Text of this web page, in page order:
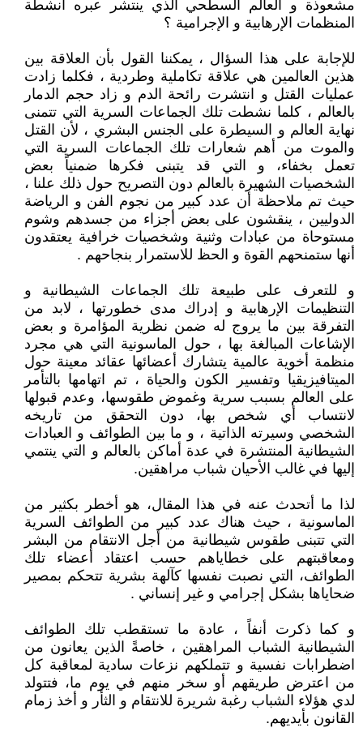
مشعوذة و العالم السطحي الذي ينتشر عبره أنشطة
المنظمات الإرهابية و الإجرامية ؟
للإجابة على هذا السؤال ، يمكننا القول بأن العلاقة بين
هذين العالمين هي علاقة تكاملية وطردية ، فكلما زادت
عمليات القتل و انتشرت رائحة الدم و زاد حجم الدمار
بالعالم ، كلما نشطت تلك الجماعات السرية التي تتمنى
نهاية العالم و السيطرة على الجنس البشري ، لأن القتل
والموت من أهم شعارات تلك الجماعات السرية التي
تعمل بخفاء، و التي قد يتبنى فكرها ضمنياً بعض
الشخصيات الشهيرة بالعالم دون التصريح حول ذلك علنا ،
حيث تم ملاحظة أن عدد كبير من نجوم الفن و الرياضة
الدوليين ، ينقشون على بعض أجزاء من جسدهم وشوم
مستوحاة من عبادات وثنية وشخصيات خرافية يعتقدون
أنها ستمنحهم القوة و الحظ للاستمرار بنجاحهم .
و للتعرف على طبيعة تلك الجماعات الشيطانية و
التنظيمات الإرهابية و إدراك مدى خطورتها ، لابد من
التفرقة بين ما يروج له ضمن نظرية المؤامرة و بعض
الإشاعات المبالغة بها ، حول الماسونية التي هي مجرد
منظمة أخوية عالمية يتشارك أعضائها عقائد معينة حول
الميتافيزيقيا وتفسير الكون والحياة ، تم اتهامها بالتأمر
على العالم بسبب سرية وغموض طقوسها، وعدم قبولها
لانتساب أي شخص بها، دون التحقق من تاريخه
الشخصي وسيرته الذاتية ، و ما بين الطوائف و العبادات
الشيطانية المنتشرة في عدة أماكن بالعالم و التي ينتمي
إليها في غالب الأحيان شباب مراهقين.
لذا ما أتحدث عنه في هذا المقال، هو أخطر بكثير من
الماسونية ، حيث هناك عدد كبير من الطوائف السرية
التي تتبنى طقوس شيطانية من أجل الانتقام من البشر
ومعاقبتهم على خطاياهم حسب اعتقاد أعضاء تلك
الطوائف، التي نصبت نفسها كآلهة بشرية تتحكم بمصير
ضحاياها بشكل إجرامي و غير إنساني .
و كما ذكرت أنفاً ، عادة ما تستقطب تلك الطوائف
الشيطانية الشباب المراهقين ، خاصةً الذين يعانون من
اضطرابات نفسية و تتملكهم نزعات سادية لمعاقبة كل
من اعترض طريقهم أو سخر منهم في يوم ما، فتتولد
لدي هؤلاء الشباب رغبة شريرة للانتقام و الثأر و أخذ زمام
القانون بأيديهم.